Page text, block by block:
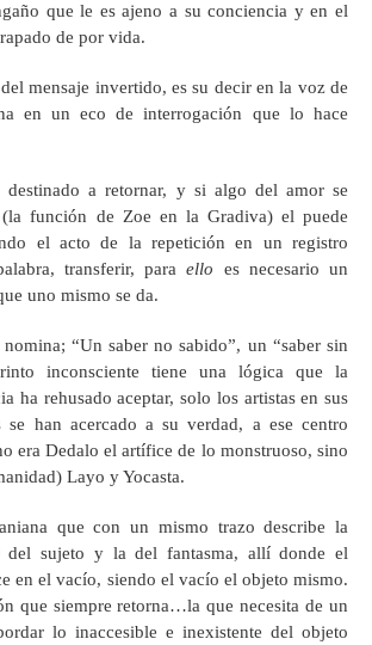
que le es ajeno a su conciencia y en el
de por vida.
mensaje invertido, es su decir en la voz de
en un eco de interrogación que lo hace
destinado a retornar, y si algo del amor se
función de Zoe en la Gradiva) el puede
el acto de la repetición en un registro
transferir, paraello es necesario un
uno mismo se da.
“Un saber no sabido”, un “saber sin
inconsciente tiene una lógica que la
ha rehusado aceptar, solo los artistas en sus
se han acercado a su verdad, a ese centro
era Dedalo el artífice de lo monstruoso, sino
Layo y Yocasta.
que con un mismo trazo describe la
del sujeto y la del fantasma, allí donde el
en el vacío, siendo el vacío el objeto mismo.
que siempre retorna…la que necesita de un
lo inaccesible e inexistente del objeto